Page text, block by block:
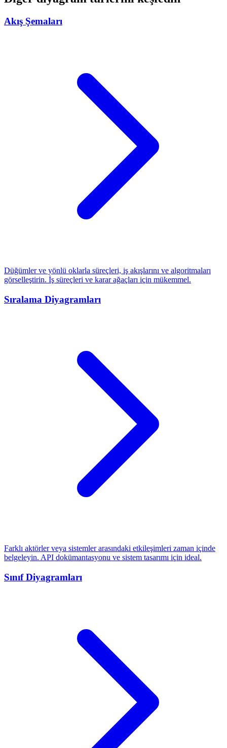
Akış Şemaları
Düğümler ve yönlü oklarla süreçleri, iş akışlarını ve algoritmaları
görselleştirin. İş süreçleri ve karar ağaçları için mükemmel.
Sıralama Diyagramları
Farklı aktörler veya sistemler arasındaki etkileşimleri zaman içinde
belgeleyin. API dokümantasyonu ve sistem tasarımı için ideal.
Sınıf Diyagramları